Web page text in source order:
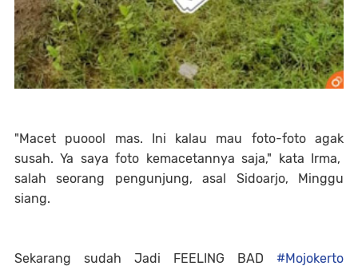
"Macet puoool mas. Ini kalau mau foto-foto agak
susah. Ya saya foto kemacetannya saja," kata Irma,
salah seorang pengunjung, asal Sidoarjo, Minggu
siang.
Sekarang sudah Jadi FEELING BAD #Mojokerto